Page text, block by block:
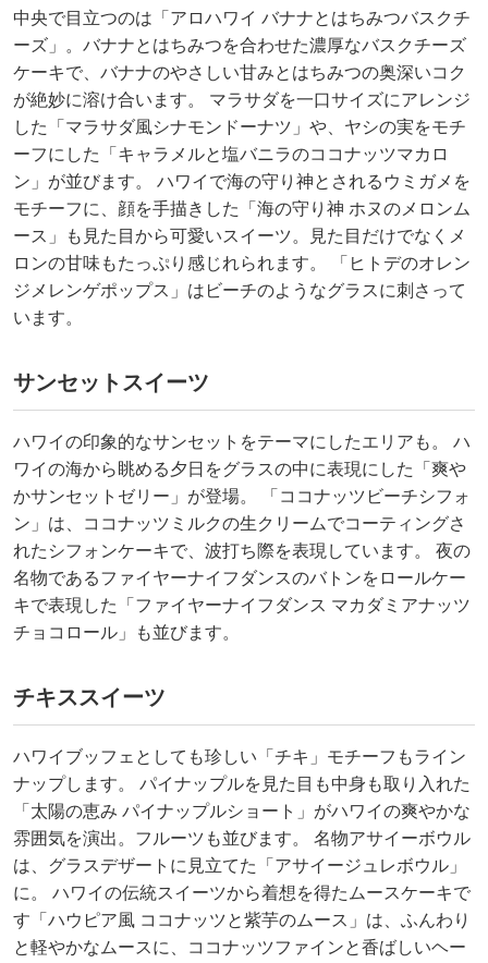
中央で目立つのは「アロハワイ バナナとはちみつバスクチ
ーズ」。バナナとはちみつを合わせた濃厚なバスクチーズ
ケーキで、バナナのやさしい甘みとはちみつの奥深いコク
が絶妙に溶け合います。 マラサダを一口サイズにアレンジ
した「マラサダ風シナモンドーナツ」や、ヤシの実をモチ
ーフにした「キャラメルと塩バニラのココナッツマカロ
ン」が並びます。 ハワイで海の守り神とされるウミガメを
モチーフに、顔を手描きした「海の守り神 ホヌのメロンム
ース」も見た目から可愛いスイーツ。見た目だけでなくメ
ロンの甘味もたっぷり感じれられます。 「ヒトデのオレン
ジメレンゲポップス」はビーチのようなグラスに刺さって
います。
サンセットスイーツ
ハワイの印象的なサンセットをテーマにしたエリアも。 ハ
ワイの海から眺める夕日をグラスの中に表現にした「爽や
かサンセットゼリー」が登場。 「ココナッツビーチシフォ
ン」は、ココナッツミルクの生クリームでコーティングさ
れたシフォンケーキで、波打ち際を表現しています。 夜の
名物であるファイヤーナイフダンスのバトンをロールケー
キで表現した「ファイヤーナイフダンス マカダミアナッツ
チョコロール」も並びます。
チキススイーツ
ハワイブッフェとしても珍しい「チキ」モチーフもライン
ナップします。 パイナップルを見た目も中身も取り入れた
「太陽の恵み パイナップルショート」がハワイの爽やかな
雰囲気を演出。フルーツも並びます。 名物アサイーボウル
は、グラスデザートに見立てた「アサイージュレボウル」
に。 ハワイの伝統スイーツから着想を得たムースケーキで
す「ハウピア風 ココナッツと紫芋のムース」は、ふんわり
と軽やかなムースに、ココナッツファインと香ばしいヘー